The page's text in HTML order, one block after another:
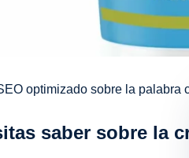
optimizado sobre la palabra
saber sobre la